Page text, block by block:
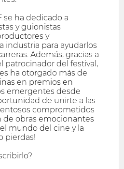
se ha dedicado a
y guionistas
y
industria para ayudarlos
Además, gracias a
patrocinador del festival,
ha otorgado más de
en premios en
emergentes desde
de unirte a las
comprometidos
de obras emocionantes
mundo del cine y la
pierdas!